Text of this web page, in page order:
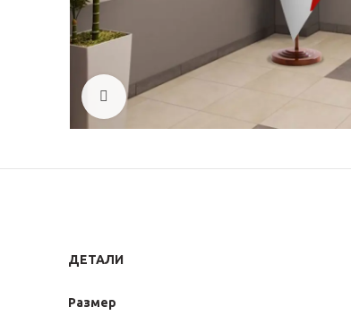
Click to enlarge
ДЕТАЛИ
Размер